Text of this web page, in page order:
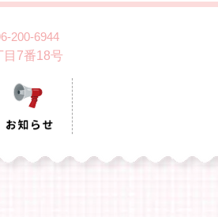
目7番18号
200-6944